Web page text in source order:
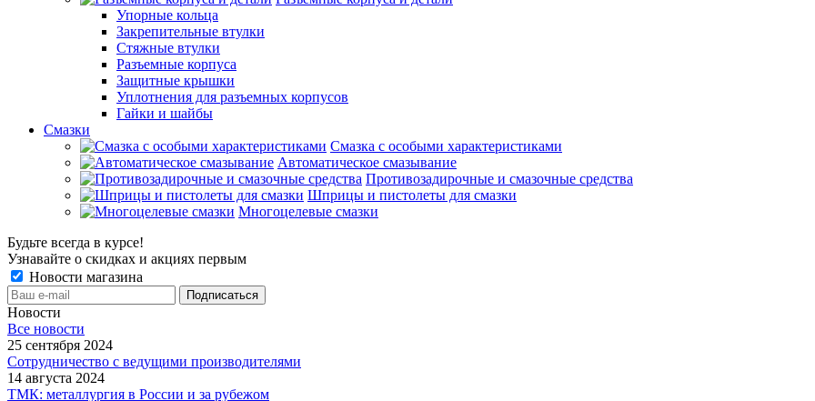
Упорные кольца
Закрепительные втулки
Стяжные втулки
Разъемные корпуса
Защитные крышки
Уплотнения для разъемных корпусов
Гайки и шайбы
Смазки
Смазка с особыми характеристиками
Автоматическое смазывание
Противозадирочные и смазочные средства
Шприцы и пистолеты для смазки
Многоцелевые смазки
Будьте всегда в курсе!
Узнавайте о скидках и акциях первым
Новости магазина
Новости
Все новости
25 сентября 2024
Сотрудничество с ведущими производителями
14 августа 2024
ТМК: металлургия в России и за рубежом